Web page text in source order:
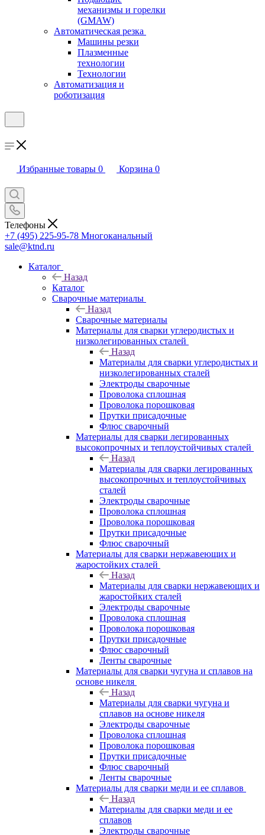
механизмы и горелки
(GMAW)
Автоматическая резка
Машины резки
Плазменные
технологии
Технологии
Автоматизация и
роботизация
Избранные товары 0 Корзина 0
Телефоны
+7 (495) 225-95-78 Многоканальный
sale@ktnd.ru
Каталог
Назад
Каталог
Сварочные материалы
Назад
Сварочные материалы
Материалы для сварки углеродистых и
низколегированных сталей
Назад
Материалы для сварки углеродистых и
низколегированных сталей
Электроды сварочные
Проволока сплошная
Проволока порошковая
Прутки присадочные
Флюс сварочный
Материалы для сварки легированных
высокопрочных и теплоустойчивых сталей
Назад
Материалы для сварки легированных
высокопрочных и теплоустойчивых
сталей
Электроды сварочные
Проволока сплошная
Проволока порошковая
Прутки присадочные
Флюс сварочный
Материалы для сварки нержавеющих и
жаростойких сталей
Назад
Материалы для сварки нержавеющих и
жаростойких сталей
Электроды сварочные
Проволока сплошная
Проволока порошковая
Прутки присадочные
Флюс сварочный
Ленты сварочные
Материалы для сварки чугуна и сплавов на
основе никеля
Назад
Материалы для сварки чугуна и
сплавов на основе никеля
Электроды сварочные
Проволока сплошная
Проволока порошковая
Прутки присадочные
Флюс сварочный
Ленты сварочные
Материалы для сварки меди и ее сплавов
Назад
Материалы для сварки меди и ее
сплавов
Электроды сварочные